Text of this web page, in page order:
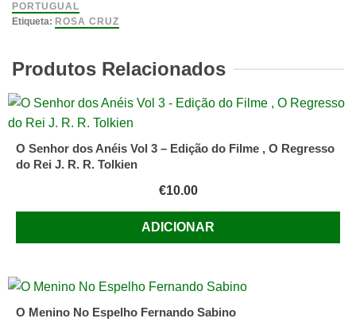
Rosacruz
de
Monteiro
PORTUGUAL
Etiqueta: ROSA CRUZ
Produtos Relacionados
O Senhor dos Anéis Vol 3 – Edição do Filme , O Regresso
do Rei J. R. R. Tolkien
€10.00
ADICIONAR
O Menino No Espelho Fernando Sabino